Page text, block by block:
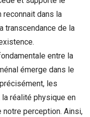
reconnait dans la
transcendance de la
entre la
émerge dans le
les
réalité physique en
perception. Ainsi,